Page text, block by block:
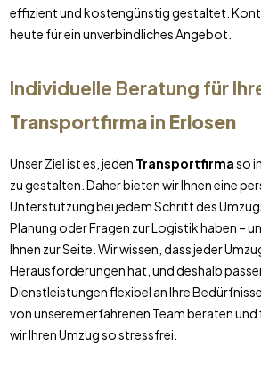
effizient und kostengünstig gestaltet.
heute für ein unverbindliches Angebot.
Individuelle Beratung für
Transportfirmain Erlosen
Unser Ziel ist es, jeden Transportfirmaso
zu gestalten. Daher bieten wir Ihnen eine
Unterstützung bei jedem Schritt des
Planung oder Fragen zur Logistik haben –
Ihnen zur Seite. Wir wissen, dass jeder
Herausforderungen hat, und deshalb
Dienstleistungen flexibel an Ihre
von unserem erfahrenen Team beraten und
wir Ihren Umzug so stressfrei.